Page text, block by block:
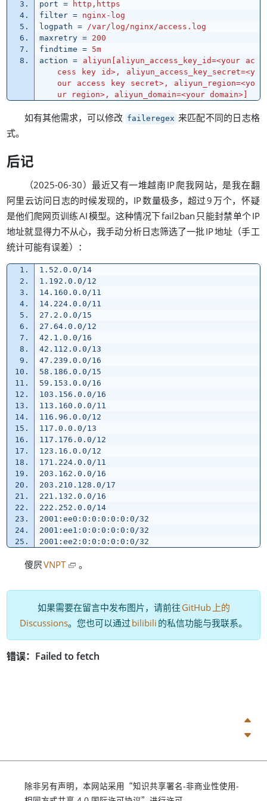
port =
http,https
filter =
nginx-log
logpath =
/var/log/nginx/access.log
maxretry =
200
findtime =
5m
action =
aliyun[aliyun_access_key_id=<your ac
cess key id>, aliyun_access_key_secret=<y
our access key secret>, aliyun_region=<yo
ur region>, aliyun_domain=<your domain>]
如有其他需求，可以修改 faileregex 来匹配不同的日志格
式。
后记
（2025-06-30）最近又有一堆越南IP爬我网站，是我在翻
阿里云访问日志的时候发现的， IP数量极多，超过9 万个，怀疑
是他们爬网页训练AI模型。这种情况下fail2ban 只能封禁单个IP
地址就显得力不从心，我手动分析日志筛选了一批IP地址 （手工
统计可能有误差） ：
1.52.0.0/14
1.192.0.0/12
14.160.0.0/11
14.224.0.0/11
27.2.0.0/15
27.64.0.0/12
42.1.0.0/16
42.112.0.0/13
47.239.0.0/16
58.186.0.0/15
59.153.0.0/16
103.156.0.0/16
113.160.0.0/11
116.96.0.0/12
117.0.0.0/13
117.176.0.0/12
123.16.0.0/12
171.224.0.0/11
203.162.0.0/16
203.210.128.0/17
221.132.0.0/16
222.252.0.0/14
2001:ee0:0:0:0:0:0:0/32
2001:ee1:0:0:0:0:0:0/32
2001:ee2:0:0:0:0:0:0/32
傻屄VNPT 。
如果需要在留言中发布图片， 请前往 GitHub上的
Discussions。 您也可以通过 bilibili 的私信功能与我联系。
除非另有声明，本网站采用 “知识共享署名-非商业性使用-